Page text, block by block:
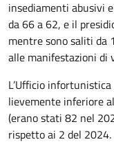
insediamenti abusivi
da 66 a 62, e il
mentre sono saliti da
alle manifestazioni di
L’Ufficio
lievemente inferiore
(erano stati 82 nel
rispetto ai 2 del 2024.